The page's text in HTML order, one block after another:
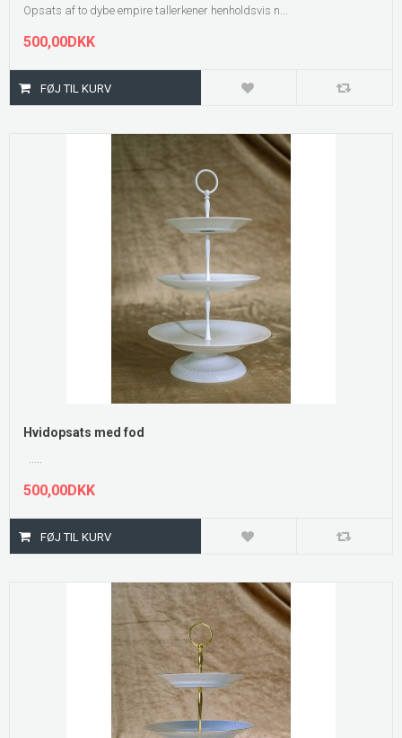
Opsats af to dybe empire tallerkener henholdsvis n...
500,00DKK
Hvidopsats med fod
500,00DKK